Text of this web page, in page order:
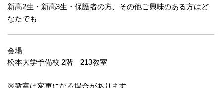
新高2生・新高3生・保護者の方、その他ご興味のある方はど
なたでも
会場
松本大学予備校 2階 213教室
※教室は変更になる場合があります。